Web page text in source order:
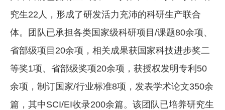
究生22人，形成了研发活力充沛的科研生产联合
体。团队已承担各类国家级科研项目/课题80余项、
省部级项目20余项，相关成果获国家科技进步奖二
等奖1项、省部级奖项20余项，获授权发明专利50
余项，制订国家/行业标准8项，发表学术论文350余
篇，其中SCI/EI收录200余篇。该团队已培养研究生